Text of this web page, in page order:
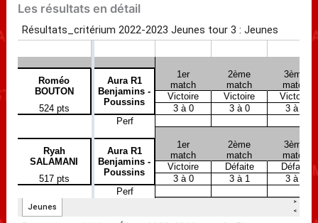
Les résultats en détail